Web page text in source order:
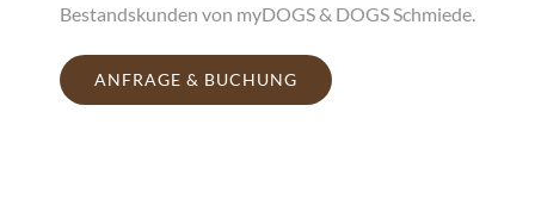
Bestandskunden von myDOGS & DOGS Schmiede.
ANFRAGE & BUCHUNG